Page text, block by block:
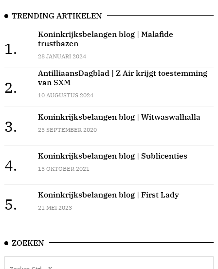
TRENDING ARTIKELEN
1.
Koninkrijksbelangen blog | Malafide
trustbazen
28 JANUARI 2024
2.
AntilliaansDagblad | Z Air krijgt toestemming
van SXM
10 AUGUSTUS 2024
3.
Koninkrijksbelangen blog | Witwaswalhalla
23 SEPTEMBER 2020
4.
Koninkrijksbelangen blog | Sublicenties
13 OKTOBER 2021
5.
Koninkrijksbelangen blog | First Lady
21 MEI 2023
ZOEKEN